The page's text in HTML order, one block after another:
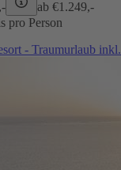
ab €1.249,-
pro Person
- Traumurlaub